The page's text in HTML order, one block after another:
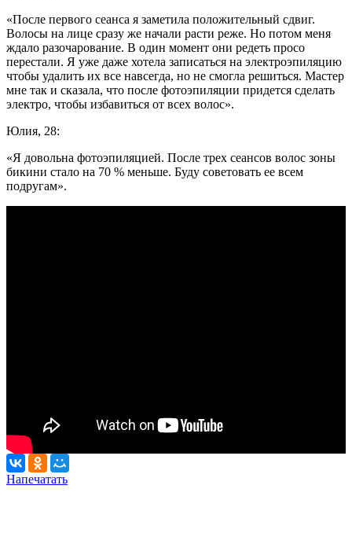
«После первого сеанса я заметила положительный сдвиг.
Волосы на лице сразу же начали расти реже. Но потом меня
ждало разочарование. В один момент они редеть просо
перестали. Я уже даже хотела записаться на электроэпиляцию
чтобы удалить их все навсегда, но не смогла решиться. Мастер
мне так и сказала, что после фотоэпиляции придется сделать
электро, чтобы избавиться от всех волос».
Юлия, 28:
«Я довольна фотоэпиляцией. После трех сеансов волос зоны
бикини стало на 70 % меньше. Буду советовать ее всем
подругам».
Напечатать